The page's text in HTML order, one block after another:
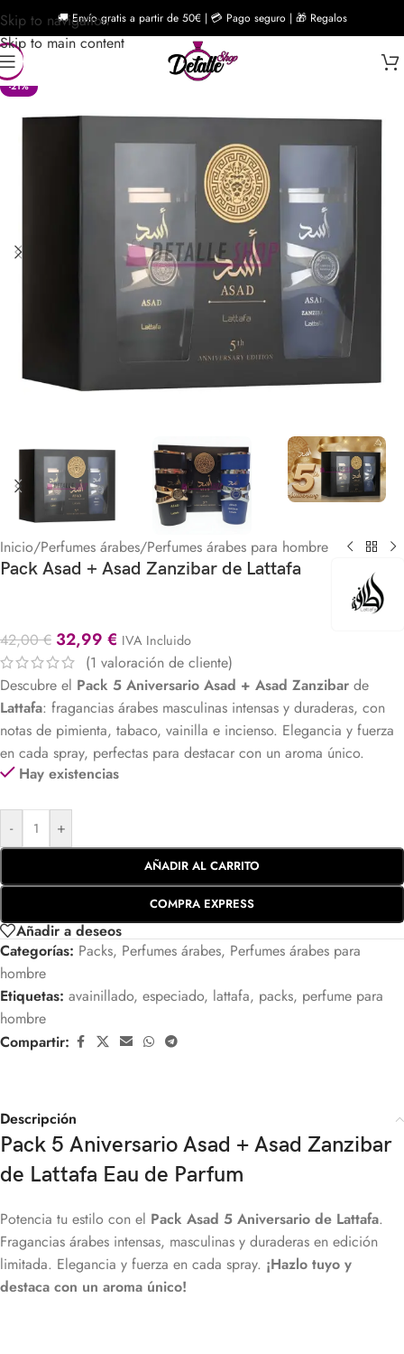
Skip to navigation
Skip to main content
🚚 Envío gratis a partir de 50€ | 💳 Pago seguro | 🎁 Regalos
-21%
Inicio/Perfumes árabes/Perfumes árabes para hombre
Pack Asad + Asad Zanzibar de Lattafa
42,00€ 32,99 € IVA Incluido
(1 valoración de cliente)
Descubre el Pack 5 Aniversario Asad + Asad Zanzibar de
Lattafa: fragancias árabes masculinas intensas y duraderas, con
notas de pimienta, tabaco, vainilla e incienso. Elegancia y fuerza
en cada spray, perfectas para destacar con un aroma único.
Hay existencias
- +
AÑADIR AL CARRITO
COMPRA EXPRESS
Añadir a deseos
Categorías: Packs, Perfumes árabes, Perfumes árabes para
hombre
Etiquetas: avainillado, especiado, lattafa, packs, perfume para
hombre
Compartir:
Descripción
Pack 5 Aniversario Asad + Asad Zanzibar
de Lattafa Eau de Parfum
Potencia tu estilo con el Pack Asad 5 Aniversario de Lattafa.
Fragancias árabes intensas, masculinas y duraderas en edición
limitada. Elegancia y fuerza en cada spray. ¡Hazlo tuyo y
destaca con un aroma único!